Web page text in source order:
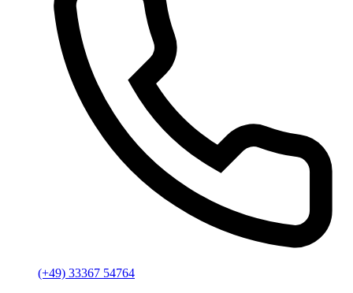
(+49) 33367 54764